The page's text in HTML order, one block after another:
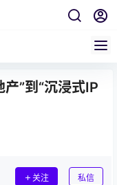
”到“沉浸式IP
关注 私信